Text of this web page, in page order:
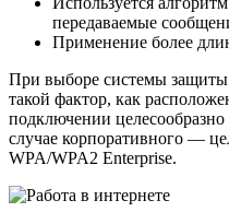
передаваемые
Применение более
При выборе системы защиты
такой фактор, как
подключении
случае корпоративного —
WPA/WPA2 Enterprise.